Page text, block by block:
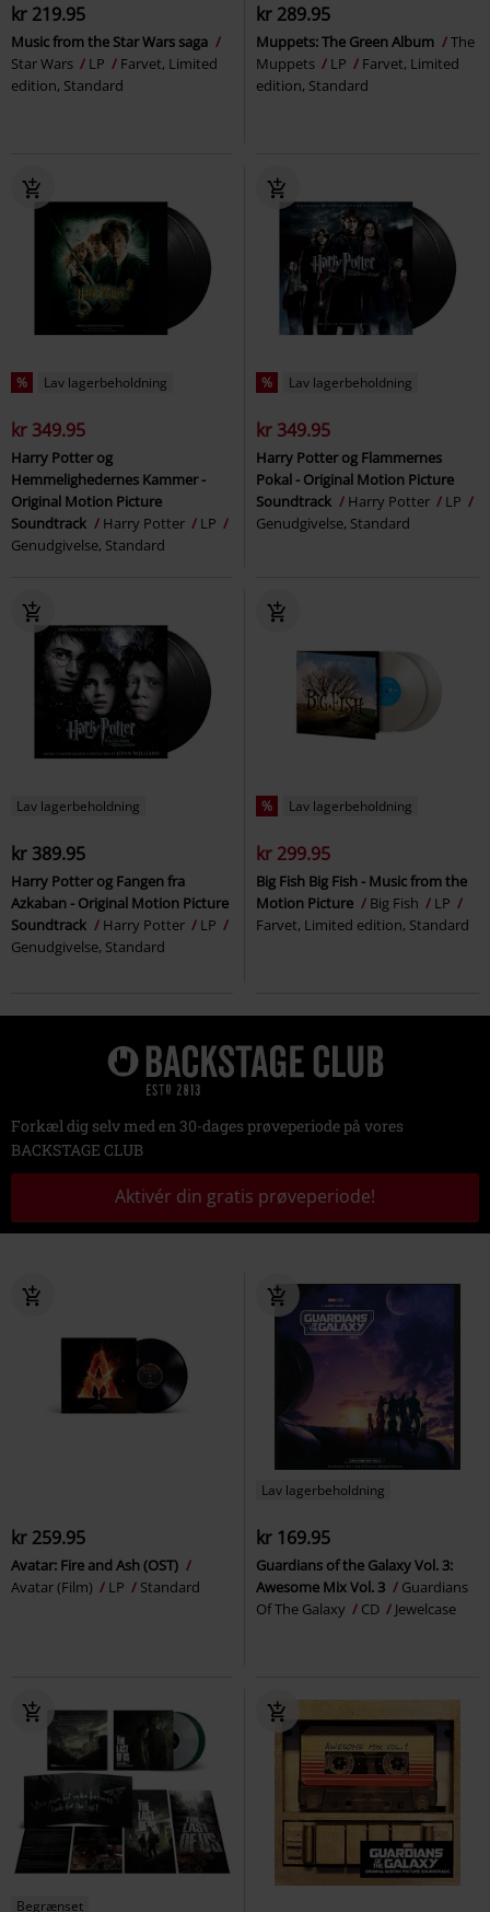
kr 219.95
Music from the Star Wars saga
Star Wars
LP
Farvet, Limited
edition, Standard
kr 289.95
Muppets: The Green Album
The
Muppets
LP
Farvet, Limited
edition, Standard
% Lav lagerbeholdning
kr 349.95
Harry Potter og
Hemmelighedernes Kammer -
Original Motion Picture
Soundtrack
Harry Potter
LP
Genudgivelse, Standard
% Lav lagerbeholdning
kr 349.95
Harry Potter og Flammernes
Pokal - Original Motion Picture
Soundtrack
Harry Potter
LP
Genudgivelse, Standard
Lav lagerbeholdning
kr 389.95
Harry Potter og Fangen fra
Azkaban - Original Motion Picture
Soundtrack
Harry Potter
LP
Genudgivelse, Standard
% Lav lagerbeholdning
kr 299.95
Big Fish Big Fish - Music from the
Motion Picture
Big Fish
LP
Farvet, Limited edition, Standard
Forkæl dig selv med en 30-dages prøveperiode på vores
BACKSTAGE CLUB
Aktivér din gratis prøveperiode!
kr 259.95
Avatar: Fire and Ash (OST)
Avatar (Film)
LP Standard
Lav lagerbeholdning
kr 169.95
Guardians of the Galaxy Vol. 3:
Awesome Mix Vol. 3
Guardians
Of The Galaxy
CD Jewelcase
Begrænset